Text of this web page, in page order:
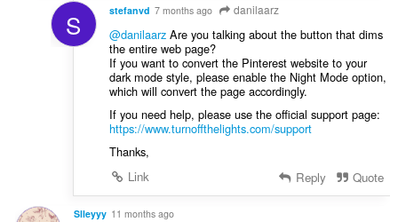
S stefanvd 7 months ago danilaarz
@danilaarzAre you talking about the button that dims
the entire web page?
If you want to convert the Pinterest website to your
dark mode style, please enable the Night Mode option,
which will convert the page accordingly.
If you need help, please use the official support page:
https://www.turnoffthelights.com/support
Thanks,
Link
Reply Quote
Slleyyy 11 months ago